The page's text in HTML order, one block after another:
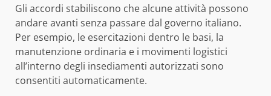
Gli accordi stabiliscono che alcune attività possono
andare avanti senza passare dal governo italiano.
Per esempio, le esercitazioni dentro le basi, la
manutenzione ordinaria e i movimenti logistici
all’interno degli insediamenti autorizzati sono
consentiti automaticamente.